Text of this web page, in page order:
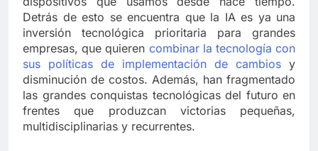
Detrás de esto se encuentra que la IA es ya una
inversión tecnológica prioritaria para grandes
empresas, que quieren combinar la tecnología con
sus políticas de implementación de cambios y
disminución de costos. Además, han fragmentado
las grandes conquistas tecnológicas del futuro en
frentes que produzcan victorias pequeñas,
multidisciplinarias y recurrentes.